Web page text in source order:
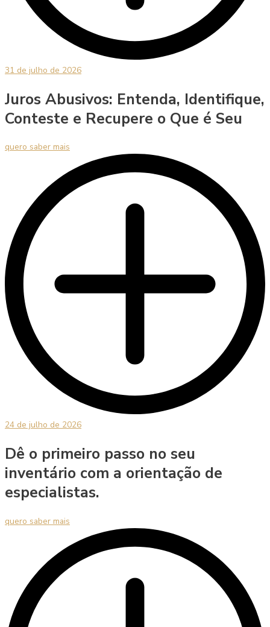
31 de julho de 2026
Juros Abusivos: Entenda, Identifique,
Conteste e Recupere o Que é Seu
quero saber mais
24 de julho de 2026
Dê o primeiro passo no seu
inventário com a orientação de
especialistas.
quero saber mais